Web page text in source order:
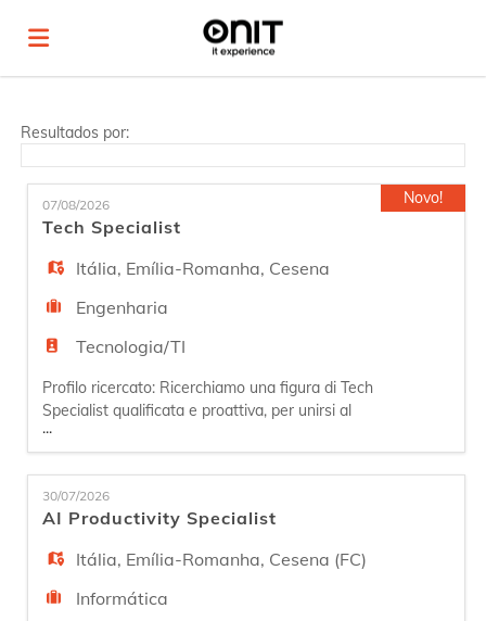
inicial
Ofertas
de
emprego
Regista-
te
Iniciar
sessão
Língua
EN
FR
Resultados por:
07/08/2026
Tech Specialist
Itália, Emília-Romanha, Cesena
Engenharia
Tecnologia/TI
Profilo ricercato: Ricerchiamo una figura di Tech
Specialist qualificata e proattiva, per unirsi al
nostro team NOC. La persona si dedicherà al
supporto tecnico agli utenti finali, garantendo la
manutenzione e il funzionamento delle dotazioni
aziendali e delle applicazioni. In particolare, si
occuperà della manutenzione e monitoraggio
delle dota
...
Novo!
30/07/2026
AI Productivity Specialist
Itália, Emília-Romanha, Cesena (FC)
Informática